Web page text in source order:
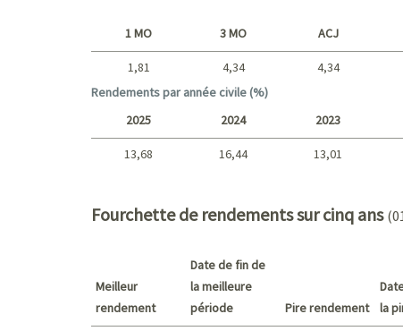
Court terme
1 MO 3 MO ACJ
1,81 4,34 4,34
Rendements par année civile (%)
2025 2024 2023
13,68 16,44 13,01
Fourchette de rendements sur cinq ans
Meilleur
rendement
Date de fin de
la meilleure
période
Pire rendement
la